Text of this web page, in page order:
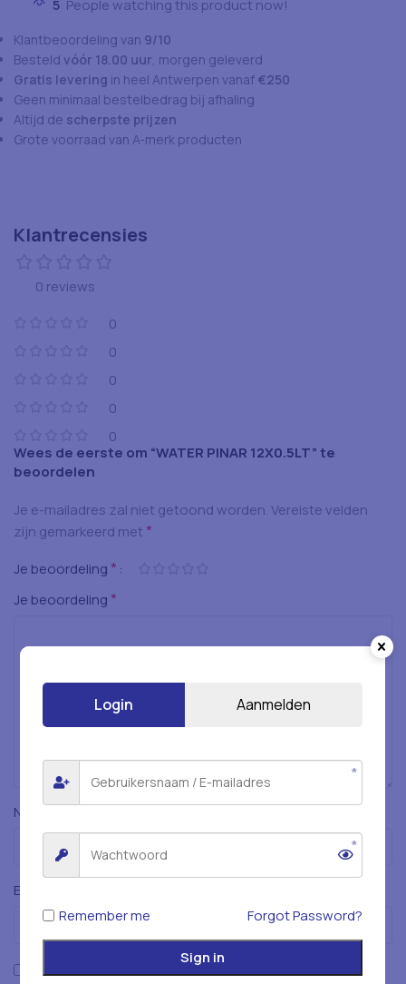
5 People watching this product now!
Klantbeoordeling van 9/10
Besteld vóór 18.00 uur, morgen geleverd
Gratis levering in heel Antwerpen vanaf €250
Geen minimaal bestelbedrag bij afhaling
Altijd de scherpste prijzen
Grote voorraad van A-merk producten
Klantrecensies
0 reviews
0
0
0
0
0
Wees de eerste om “WATER PINAR 12X0.5LT” te
beoordelen
Je e-mailadres zal niet getoond worden.Vereiste velden
zijn gemarkeerd met *
Je beoordeling *
Je beoordeling *
Naam *
E-mail
Mijn naam, e-mailadres en website opslaan in deze
Login Aanmelden
Remember me Forgot Password?
Sign in